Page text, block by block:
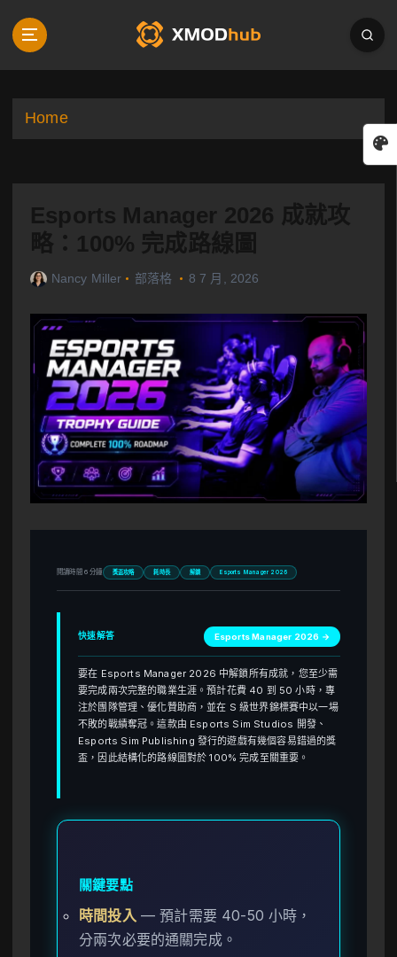
p
Home
Esports Manager 2026 成就攻
略：100% 完成路線圖
Nancy Miller 部落格 8 7 月, 2026
閱讀時間 6 分鐘 獎盃攻略 耗時長 解鎖 Esports Manager 2026
快速解答 Esports Manager 2026 →
要在 Esports Manager 2026 中解鎖所有成就，您至少需
要完成兩次完整的職業生涯。預計花費 40 到 50 小時，專
注於團隊管理、優化贊助商，並在 S 級世界錦標賽中以一場
不敗的戰績奪冠。這款由 Esports Sim Studios 開發、
Esports Sim Publishing 發行的遊戲有幾個容易錯過的獎
盃，因此結構化的路線圖對於 100% 完成至關重要。
關鍵要點
時間投入— 預計需要 40-50 小時，
分兩次必要的通關完成。